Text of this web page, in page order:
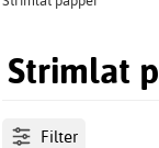
Strimlat
Filter